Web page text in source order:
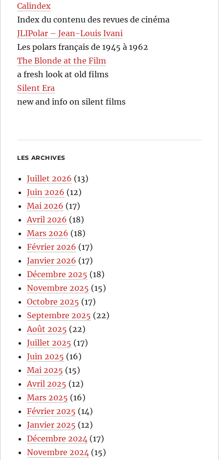
Calindex
Index du contenu des revues de cinéma
JLIPolar – Jean-Louis Ivani
Les polars français de 1945 à 1962
The Blonde at the Film
a fresh look at old films
Silent Era
new and info on silent films
LES ARCHIVES
Juillet 2026 (13)
Juin 2026 (12)
Mai 2026 (17)
Avril 2026 (18)
Mars 2026 (18)
Février 2026 (17)
Janvier 2026 (17)
Décembre 2025 (18)
Novembre 2025 (15)
Octobre 2025 (17)
Septembre 2025 (22)
Août 2025 (22)
Juillet 2025 (17)
Juin 2025 (16)
Mai 2025 (15)
Avril 2025 (12)
Mars 2025 (16)
Février 2025 (14)
Janvier 2025 (12)
Décembre 2024 (17)
Novembre 2024 (15)